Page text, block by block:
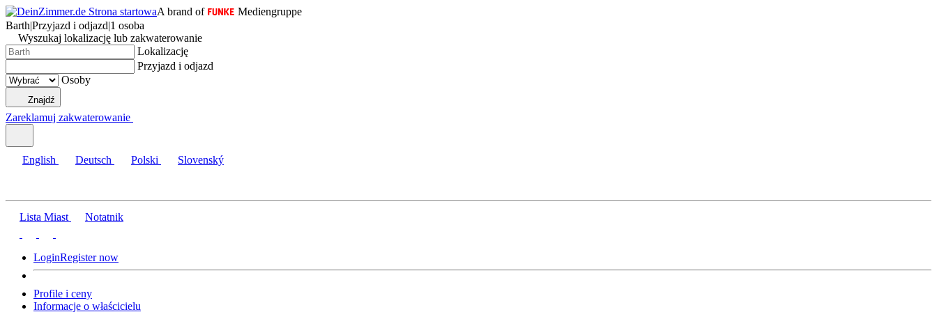
A brand of
Mediengruppe
Barth|Przyjazd i odjazd|1 osoba
Wyszukaj lokalizację lub zakwaterowanie
Lokalizację
Przyjazd i odjazd
Osoby
Znajdź
Zareklamuj zakwaterowanie
English Deutsch Polski Slovenský
Lista Miast Notatnik
LoginRegister now
Profile i ceny
Informacje o właścicielu